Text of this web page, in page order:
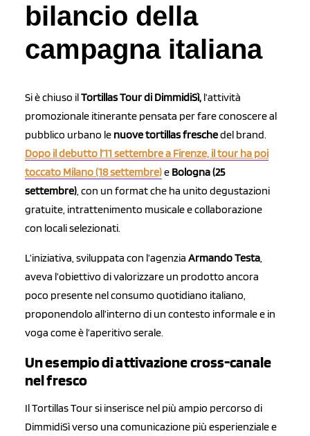
bilancio della
campagna italiana
Si è chiuso ilTortillas Tour di DimmidiSì, l’attività
promozionale itinerante pensata per fare conoscere al
pubblico urbano le nuove tortillas freschedel brand.
Dopo il debutto l’11 settembre a Firenze, il tour ha poi
toccato Milano (18 settembre)e Bologna (25
settembre), con un format che ha unito degustazioni
gratuite, intrattenimento musicale e collaborazione
con locali selezionati.
L’iniziativa, sviluppata con l’agenzia Armando Testa,
aveva l’obiettivo di valorizzare un prodotto ancora
poco presente nel consumo quotidiano italiano,
proponendolo all’interno di un contesto informale e in
voga come è l’aperitivo serale.
Un esempio di attivazione cross-canale
nel fresco
Il Tortillas Tour si inserisce nel più ampio percorso di
DimmidiSì verso una comunicazione più esperienziale e